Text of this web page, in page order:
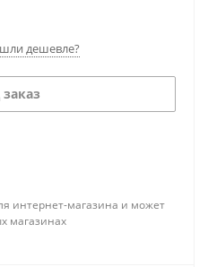
дешевле?
интернет-магазина и может
магазинах